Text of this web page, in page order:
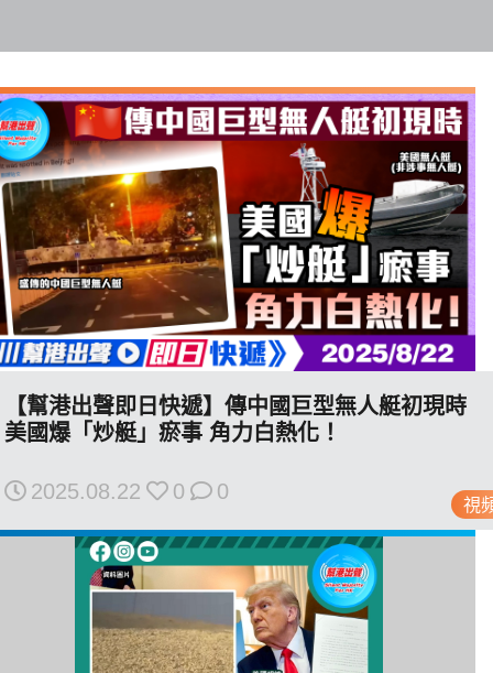
投票
視頻
昔日
系列
活動
關於我們
我們的立場
視
【幫港出聲即日快遞】傳中國巨型無人艇初現時
美國爆「炒艇」瘀事 角力白熱化！
2025.08.22 0 0